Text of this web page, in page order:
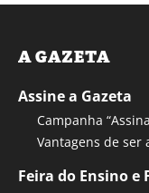
A GAZETA
Assine a Gazeta
Campanha
Vantagens de ser
Feira do Ensino e